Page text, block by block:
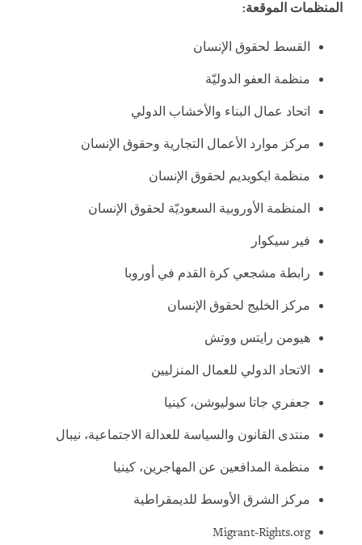
المنظمات الموقعة:
القسط لحقوق الإنسان
منظمة العفو الدوليّة
اتحاد عمال البناء والأخشاب الدولي
مركز موارد الأعمال التجارية وحقوق الإنسان
منظمة ايكويديم لحقوق الإنسان
المنظمة الأوروبية السعوديّة لحقوق الإنسان
فير سيكوار
رابطة مشجعي كرة القدم في أوروبا
مركز الخليج لحقوق الإنسان
هيومن رايتس ووتش
الاتحاد الدولي للعمال المنزليين
جعفري جاتا سوليوشن، كينيا
منتدى القانون والسياسة للعدالة الاجتماعية، نيبال
منظمة المدافعين عن المهاجرين، كينيا
مركز الشرق الأوسط للديمقراطية
Migrant-Rights.org